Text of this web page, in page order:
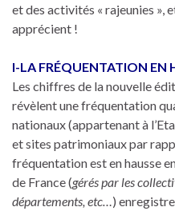
et des activités « rajeunies »,
apprécient !
I-LA FRÉQUENTATION EN
Les chiffres de la nouvelle
révèlent une fréquentation
nationaux (appartenant à
et sites patrimoniaux par
fréquentation est en hausse
de France (gérés par les
départements, etc… )